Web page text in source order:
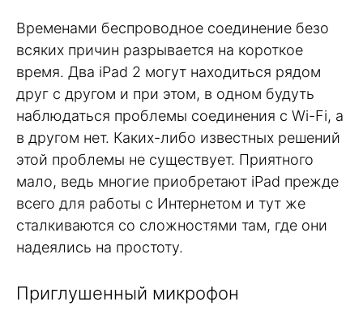
Временами беспроводное соединение безо
всяких причин разрывается на короткое
время. Два iPad 2 могут находиться рядом
друг с другом и при этом, в одном будуть
наблюдаться проблемы соединения с Wi-Fi, а
в другом нет. Каких-либо известных решений
этой проблемы не существует. Приятного
мало, ведь многие приобретают iPad прежде
всего для работы с Интернетом и тут же
сталкиваются со сложностями там, где они
надеялись на простоту.
Приглушенный микрофон